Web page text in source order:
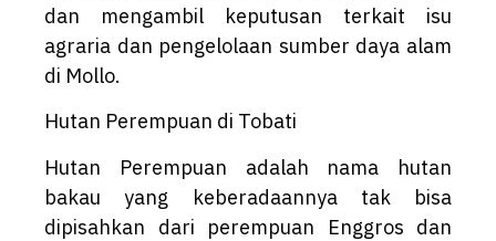
dan mengambil keputusan terkait isu
agraria dan pengelolaan sumber daya alam
di Mollo.
Hutan Perempuan di Tobati
Hutan Perempuan adalah nama hutan
bakau yang keberadaannya tak bisa
dipisahkan dari perempuan Enggros dan